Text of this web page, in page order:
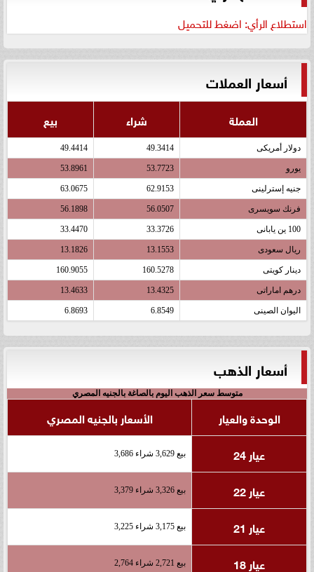
استطلاع الرأي: اضغط للتحميل
أسعار العملات
العملة شراء بيع
دولار أمريكى 49.3414
49.4414
يورو 53.7723
53.8961
جنيه إسترلينى 62.9153
63.0675
فرنك سويسرى 56.0507
56.1898
100 ين يابانى 33.3726
33.4470
ريال سعودى 13.1553
13.1826
دينار كويتى 160.5278
160.9055
درهم اماراتى 13.4325
13.4633
اليوان الصينى 6.8549
6.8693
أسعار الذهب
متوسط سعر الذهب اليوم بالصاغة بالجنيه المصري
الوحدة والعيار
الأسعار بالجنيه المصري
عيار 24
بيع 3,629 شراء 3,686
عيار 22 بيع 3,326 شراء 3,379
عيار 21 بيع 3,175 شراء 3,225
عيار 18 بيع 2,721 شراء 2,764